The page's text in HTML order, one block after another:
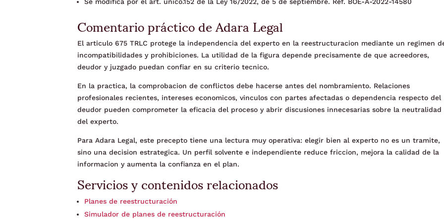
Comentario práctico de Adara Legal
El articulo 675 TRLC protege la independencia del experto en la reestructuracion mediante un regimen
incompatibilidades y prohibiciones. La utilidad de la figura depende precisamente de que acreedores,
deudor y juzgado puedan confiar en su criterio tecnico.
En la practica, la comprobacion de conflictos debe hacerse antes del nombramiento. Relaciones
profesionales recientes, intereses economicos, vinculos con partes afectadas o dependencia respecto del
deudor pueden comprometer la eficacia del proceso y abrir discusiones innecesarias sobre la neutralidad
del experto.
Para Adara Legal, este precepto tiene una lectura muy operativa: elegir bien al experto no es un tramite,
sino una decision estrategica. Un perfil solvente e independiente reduce friccion, mejora la calidad de la
informacion y aumenta la confianza en el plan.
Servicios y contenidos relacionados
Planes de reestructuración
Simulador de planes de reestructuración